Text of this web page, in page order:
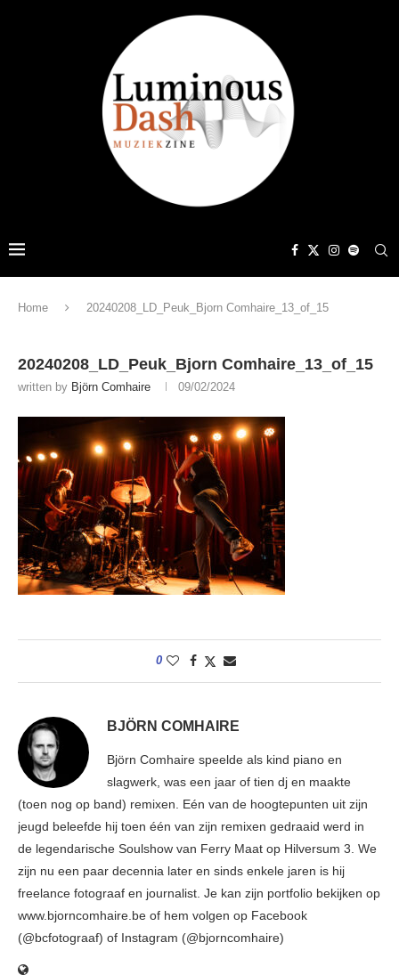
Home 20240208_LD_Peuk_Bjorn Comhaire_13_of_15
20240208_LD_Peuk_Bjorn Comhaire_13_of_15
written by Björn Comhaire 09/02/2024
0
BJÖRN COMHAIRE
Björn Comhaire speelde als kind piano en
slagwerk, was een jaar of tien dj en maakte
(toen nog op band) remixen. Eén van de hoogtepunten uit zijn
jeugd beleefde hij toen één van zijn remixen gedraaid werd in
de legendarische Soulshow van Ferry Maat op Hilversum 3. We
zijn nu een paar decennia later en sinds enkele jaren is hij
freelance fotograaf en journalist. Je kan zijn portfolio bekijken op
www.bjorncomhaire.be of hem volgen op Facebook
(@bcfotograaf) of Instagram (@bjorncomhaire)